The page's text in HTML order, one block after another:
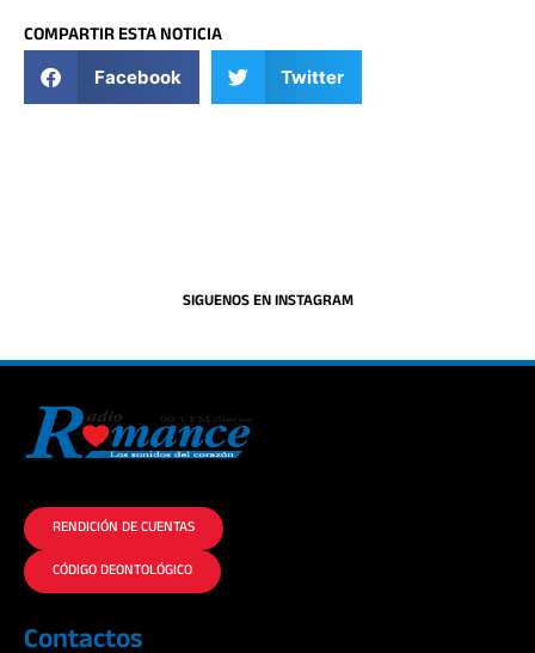
COMPARTIR ESTA NOTICIA
Facebook Twitter
SIGUENOS EN INSTAGRAM
RENDICIÓN DE CUENTAS
CÓDIGO DEONTOLÓGICO
Contactos